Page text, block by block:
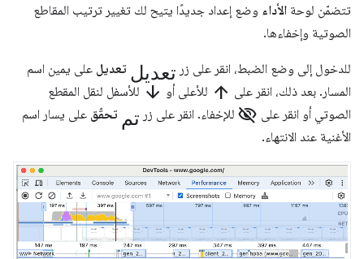
تتضمّن لوحة الأداء وضع إعداد جديدًا يتيح لك تغيير ترتيب المقاطع
الصوتية وإخفاءها.
للدخول إلى وضع الضبط، انقر على زر تعديل تعديل على يمين اسم
المسار. بعد ذلك، انقر على arrow_upward للأعلى أو arrow_downward للأسفل لنقل المقطع
الصوتي أو انقر على visibility_off للإخفاء. انقر على زر تم تحقّق على يسار اسم
الأغنية عند الانتهاء.